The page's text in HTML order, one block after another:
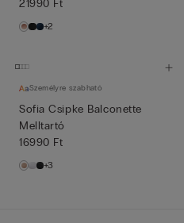
21990 Ft
+2
Személyre szabható
Sofia Csipke Balconette
Melltartó
16990 Ft
+3